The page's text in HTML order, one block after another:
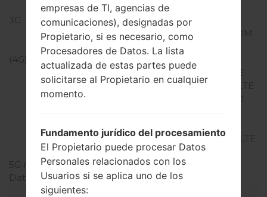
850/900/1800/1900MHz
3G
UMTS
850/900/1700/1900/2100M
Hz
(4G) LTE
LTE 700 (B28), LTE 700
(B17), LTE 800 (B20), LTE
850 (B5), LTE 900 (B8), LTE
TD-LTE 2300 (B40), TD-LTE
2600 (B38)
5G network
-
Datos
GPRS/EDGE
empresas de TI, agencias de
comunicaciones), designadas por
Propietario, si es necesario, como
Procesadores de Datos. La lista
actualizada de estas partes puede
solicitarse al Propietario en cualquier
momento.
Fundamento jurídico del procesamiento
El Propietario puede procesar Datos
Personales relacionados con los
Usuarios si se aplica uno de los
siguientes: